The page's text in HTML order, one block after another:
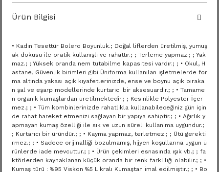
Ürün Bilgisi
• Kadın Tesettür Bolero Boyunluk.; Doğal liflerden üretilmiş, yumuş
ak dokusu ile pratik kullanışlı ve rahattır.; ; Terleme yapmaz.; ; Yak
maz.; ; Yüksek oranda nem tutabilme kapasitesi vardır.; ; • Okul, H
astane, Güvenlik birimleri gibi Üniforma kullanılan işletmelerde for
ma altında yakası açık kıyafetlerinizde, ense ve boynu açık bıraka
n şal ve eşarp modellerinde kurtarıcı bir aksesuardır.; ; • Tamame
n organik kumaşlardan üretilmektedir.; ; Kesinlikle Polyester İçer
mez.; ; • Tüm kombinlerinizde rahatlıkla kullanabileceğiniz gün için
de rahat hareket etmenizi sağlayan bir yapıya sahiptir.; ; • Ağırlık y
apmayan kumaş özelliği ile sık ve uzun süreli kullanıma uygundur.;
; Kurtarıcı bir üründür.; ; • Kayma yapmaz, terletmez.; ; Ütü gerekti
rmez.; ; • Sadece orijinalliği bozulmamış, hijyen koşullarına uygun ü
rünlerde iade mevcuttur.; ; • Ürün çekimleri esnasında ışık vb.; ; fa
ktörlerden kaynaklanan küçük oranda bir renk farklılığı olabilir.; ; •
Kumaş türü : %95 Viskon %5 Likralı Kumaştan imal edilmiştir.; ; • Bo